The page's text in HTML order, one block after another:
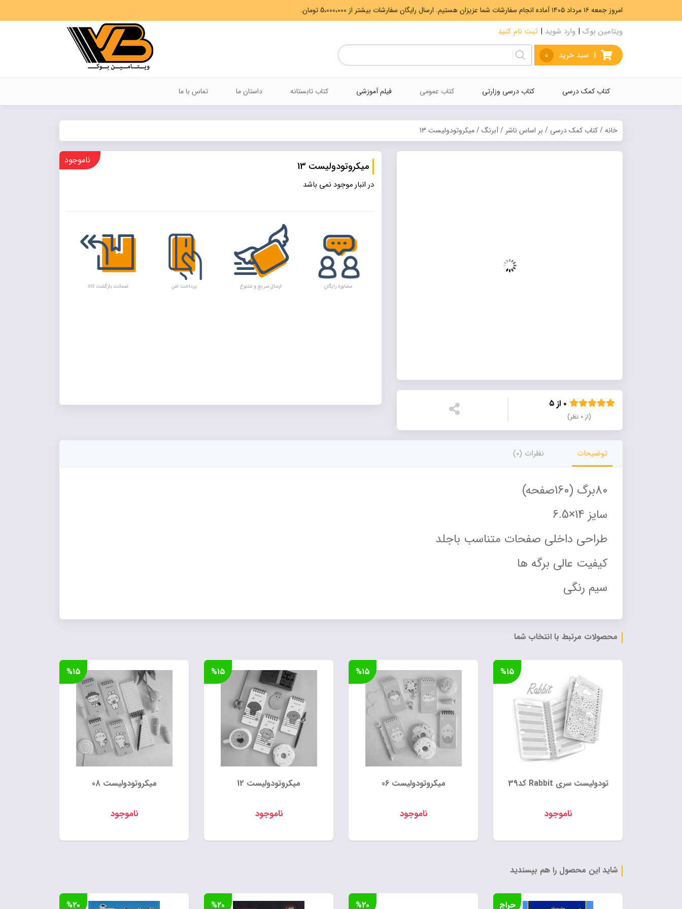
امروز جمعه ۱۶ مرداد ۱۴۰۵ آماده انجام سفارشات شما عزیزان هستیم. ارسال رایگان سفارشات بیشتر از 5،000،000 تومان.
ویتامین بوک | وارد شوید | ثبت نام کنید
| سبد خرید 0
Products
search
کتاب کمک درسی کتاب درسی وزارتی کتاب عمومی فیلم آموزشی کتاب تابستانه داستان ما تماس با ما
خانه/کتاب کمک درسی / بر اساس ناشر /آبرنگ/ میکروتودولیست 13
(از ۰ نظر)
میکروتودولیست 13 ناموجود
در انبار موجود نمی باشد
مشاوره رایگان ارسال سریع و متنوع پرداخت امن ضمانت بازگشت کالا
توضیحات نظرات (0)
80برگ (160صفحه)
سایز 14×6.5
طراحی داخلی صفحات متناسب باجلد
کیفیت عالی برگه ها
سیم رنگی
محصولات مرتبط با انتخاب شما
تودولیست سری Rabbit کد39
ناموجود
%۱۵
میکروتودولیست 06
ناموجود
%۱۵
میکروتودولیست 12
ناموجود
%۱۵
میکروتودولیست 08
ناموجود
%۱۵
شاید این محصول را هم بپسندید
حراج %۲۰ %۲۰ %۲۰